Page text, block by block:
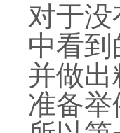
对于
中看到
并做
准备